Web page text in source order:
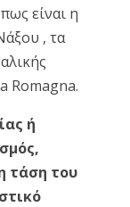
είναι η
, τα
Romagna.
ή
τάση του